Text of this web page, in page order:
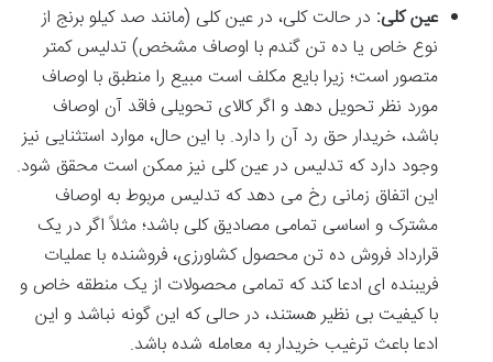
عین کلی: در حالت کلی، در عین کلی (مانند صد کیلو برنج از
نوع خاص یا ده تن گندم با اوصاف مشخص) تدلیس کمتر
متصور است؛ زیرا بایع مکلف است مبیع را منطبق با اوصاف
مورد نظر تحویل دهد و اگر کالای تحویلی فاقد آن اوصاف
باشد، خریدار حق رد آن را دارد. با این حال، موارد استثنایی نیز
وجود دارد که تدلیس در عین کلی نیز ممکن است محقق شود.
این اتفاق زمانی رخ می دهد که تدلیس مربوط به اوصاف
مشترک و اساسی تمامی مصادیق کلی باشد؛ مثلاً اگر در یک
قرارداد فروش ده تن محصول کشاورزی، فروشنده با عملیات
فریبنده ای ادعا کند که تمامی محصولات از یک منطقه خاص و
با کیفیت بی نظیر هستند، در حالی که این گونه نباشد و این
ادعا باعث ترغیب خریدار به معامله شده باشد.